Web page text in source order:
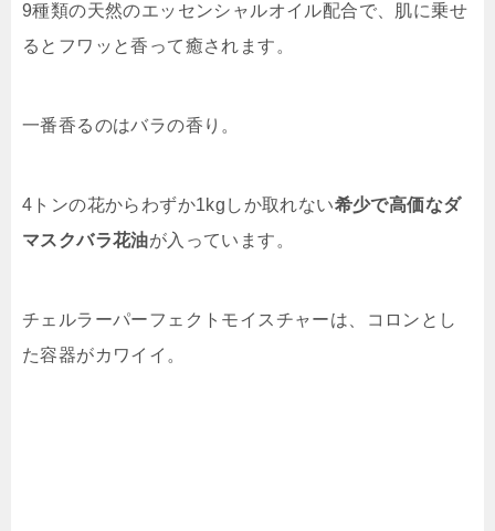
9種類の天然のエッセンシャルオイル配合で、肌に乗せ
るとフワッと香って癒されます。
一番香るのはバラの香り。
4トンの花からわずか1kgしか取れない希少で高価なダ
マスクバラ花油が入っています。
チェルラーパーフェクトモイスチャーは、コロンとし
た容器がカワイイ。